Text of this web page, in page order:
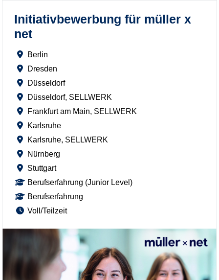
Initiativbewerbung für müller x
net
Berlin
Dresden
Düsseldorf
Düsseldorf, SELLWERK
Frankfurt am Main, SELLWERK
Karlsruhe
Karlsruhe, SELLWERK
Nürnberg
Stuttgart
Berufserfahrung (Junior Level)
Berufserfahrung
Voll/Teilzeit